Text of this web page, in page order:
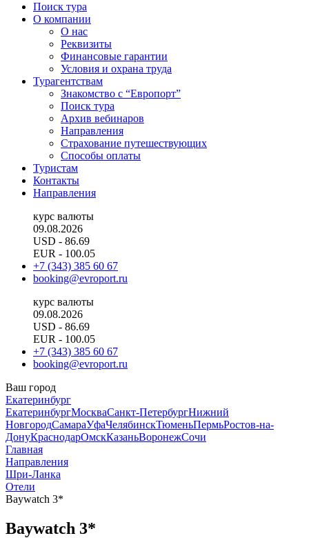
Поиск тура
О компании
О нас
Реквизиты
Финансовые гарантии
Условия и охрана труда
Турагентствам
Знакомство с “Европорт”
Поиск тура
Архив вебинаров
Направления
Страхование путешествующих
Способы оплаты
Туристам
Контакты
Направления
курс валюты
09.08.2026
USD - 86.69
EUR - 100.05
+7 (343) 385 60 67
booking@evroport.ru
курс валюты
09.08.2026
USD - 86.69
EUR - 100.05
+7 (343) 385 60 67
booking@evroport.ru
Ваш город
Екатеринбург
ЕкатеринбургМоскваСанкт-ПетербургНижний
НовгородСамараУфаЧелябинскТюменьПермьРостов-на-
ДонуКраснодарОмскКазаньВоронежСочи
Главная
Направления
Шри-Ланка
Отели
Baywatch 3*
Baywatch 3*